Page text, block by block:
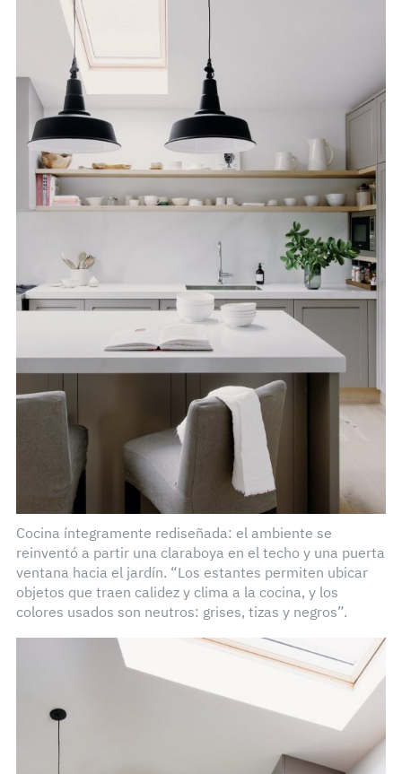
Cocina íntegramente rediseñada: el ambiente se
reinventó a partir una claraboya en el techo y una puerta
ventana hacia el jardín. “Los estantes permiten ubicar
objetos que traen calidez y clima a la cocina, y los
colores usados son neutros: grises, tizas y negros”.